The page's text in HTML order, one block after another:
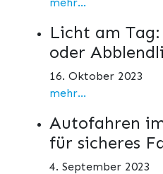
Licht am
oder
16. Oktober 2023
mehr...
Autofahren
für sicheres
4. September 2023